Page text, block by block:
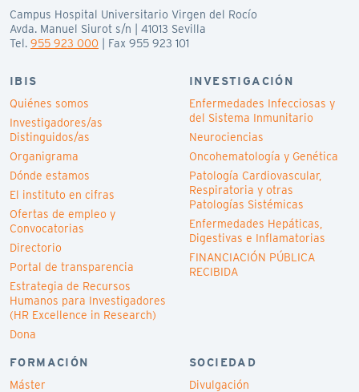
Campus Hospital Universitario Virgen del Rocío
Avda. Manuel Siurot s/n | 41013 Sevilla
Tel. 955 923 000 | Fax 955 923 101
IBIS
Quiénes somos
Investigadores/as
Distinguidos/as
Organigrama
Dónde estamos
El instituto en cifras
Ofertas de empleo y
Convocatorias
Directorio
Portal de transparencia
Estrategia de Recursos
Humanos para Investigadores
(HR Excellence in Research)
Dona
INVESTIGACIÓN
Enfermedades Infecciosas y
del Sistema Inmunitario
Neurociencias
Oncohematología y Genética
Patología Cardiovascular,
Respiratoria y otras
Patologías Sistémicas
Enfermedades Hepáticas,
Digestivas e Inflamatorias
FINANCIACIÓN PÚBLICA
RECIBIDA
FORMACIÓN
Máster
SOCIEDAD
Divulgación